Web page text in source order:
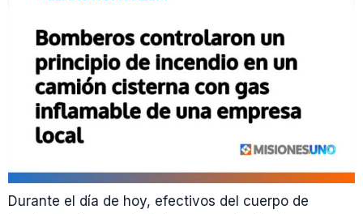
Durante el día de hoy, efectivos del cuerpo de